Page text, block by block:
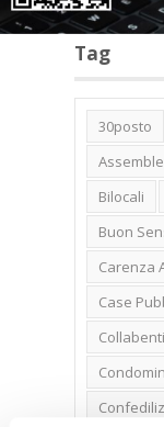
Tag
30posto
Bilocali
Buon
Carenza
Case
Collabenti